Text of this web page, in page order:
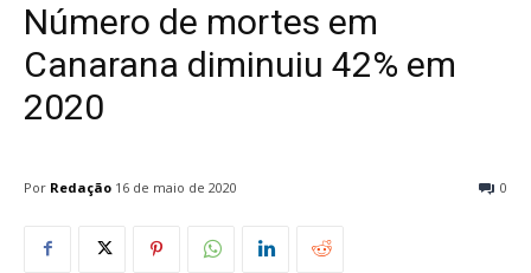
Número de mortes em
Canarana diminuiu 42% em
2020
Por Redação 0
16 de maio de 2020